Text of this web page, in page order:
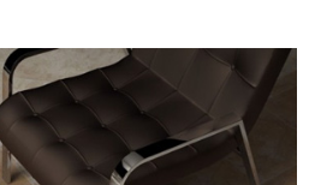
плитки важно важны не
и размер, но и ее
Как же определить
керамической плитки и